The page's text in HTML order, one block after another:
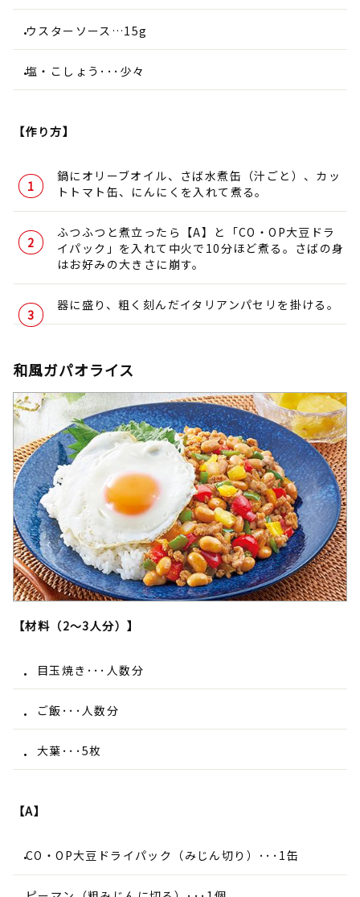
ウスターソース…15g
塩・こしょう･･･少々
【作り方】
鍋にオリーブオイル、さば水煮缶（汁ごと）、カッ
トトマト缶、にんにくを入れて煮る。
ふつふつと煮立ったら【A】と「CO・OP大豆ドラ
イパック」を入れて中火で10分ほど煮る。さばの身
はお好みの大きさに崩す。
器に盛り、粗く刻んだイタリアンパセリを掛ける。
和風ガパオライス
【材料（2～3人分）】
目玉焼き･･･人数分
ご飯･･･人数分
大葉･･･5枚
【A】
CO・OP大豆ドライパック（みじん切り）･･･1缶